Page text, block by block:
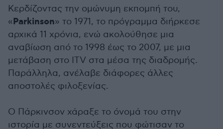
Κερδίζοντας την ομώνυμη εκπομπή του,
«Parkinson» το 1971, το πρόγραμμα διήρκεσε
αρχικά 11 χρόνια, ενώ ακολούθησε μια
αναβίωση από το 1998 έως το 2007, με μια
μετάβαση στο ITV στα μέσα της διαδρομής.
Παράλληλα, ανέλαβε διάφορες άλλες
αποστολές φιλοξενίας.
Ο Πάρκινσον χάραξε το όνομά του στην
ιστορία με συνεντεύξεις που φώτισαν το